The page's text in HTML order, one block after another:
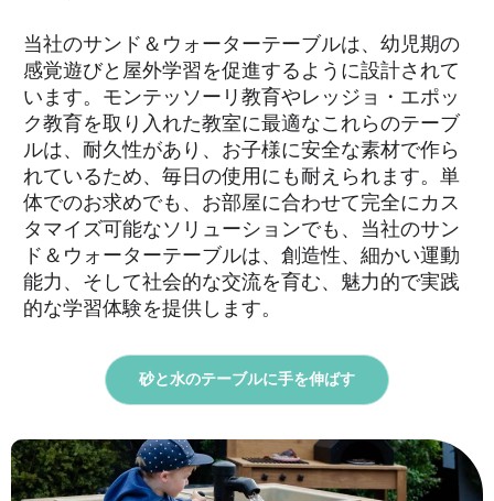
当社のサンド＆ウォーターテーブルは、幼児期の
感覚遊びと屋外学習を促進するように設計されて
います。モンテッソーリ教育やレッジョ・エポッ
ク教育を取り入れた教室に最適なこれらのテーブ
ルは、耐久性があり、お子様に安全な素材で作ら
れているため、毎日の使用にも耐えられます。単
体でのお求めでも、お部屋に合わせて完全にカス
タマイズ可能なソリューションでも、当社のサン
ド＆ウォーターテーブルは、創造性、細かい運動
能力、そして社会的な交流を育む、魅力的で実践
的な学習体験を提供します。
砂と水のテーブルに手を伸ばす